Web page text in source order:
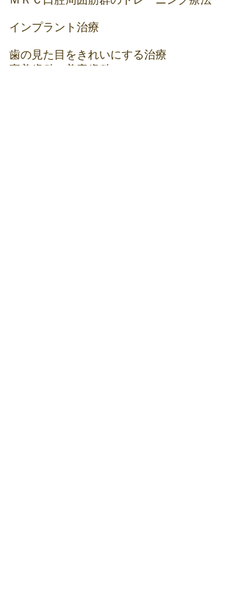
インプラント治療
​歯の見た目をきれいにする治療
審美歯科・美容歯科